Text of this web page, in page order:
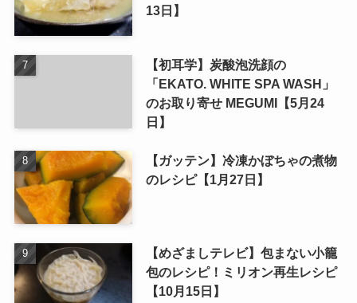
13日】
【初耳学】炭酸泡洗顔の
「EKATO. WHITE SPA WASH」
のお取り寄せ MEGUMI【5月24
日】
【ガッテン】冷凍かぼちゃの煮物
のレシピ【1月27日】
【めざましテレビ】包まない小籠
包のレシピ！ミリオン再生レシピ
【10月15日】